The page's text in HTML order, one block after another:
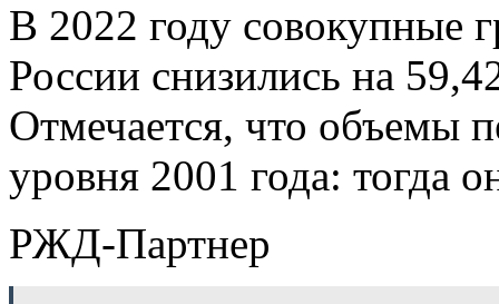
В 2022 году совокупные
России снизились на
Отмечается, что объемы
уровня 2001 года: тогда
РЖД-Партнер